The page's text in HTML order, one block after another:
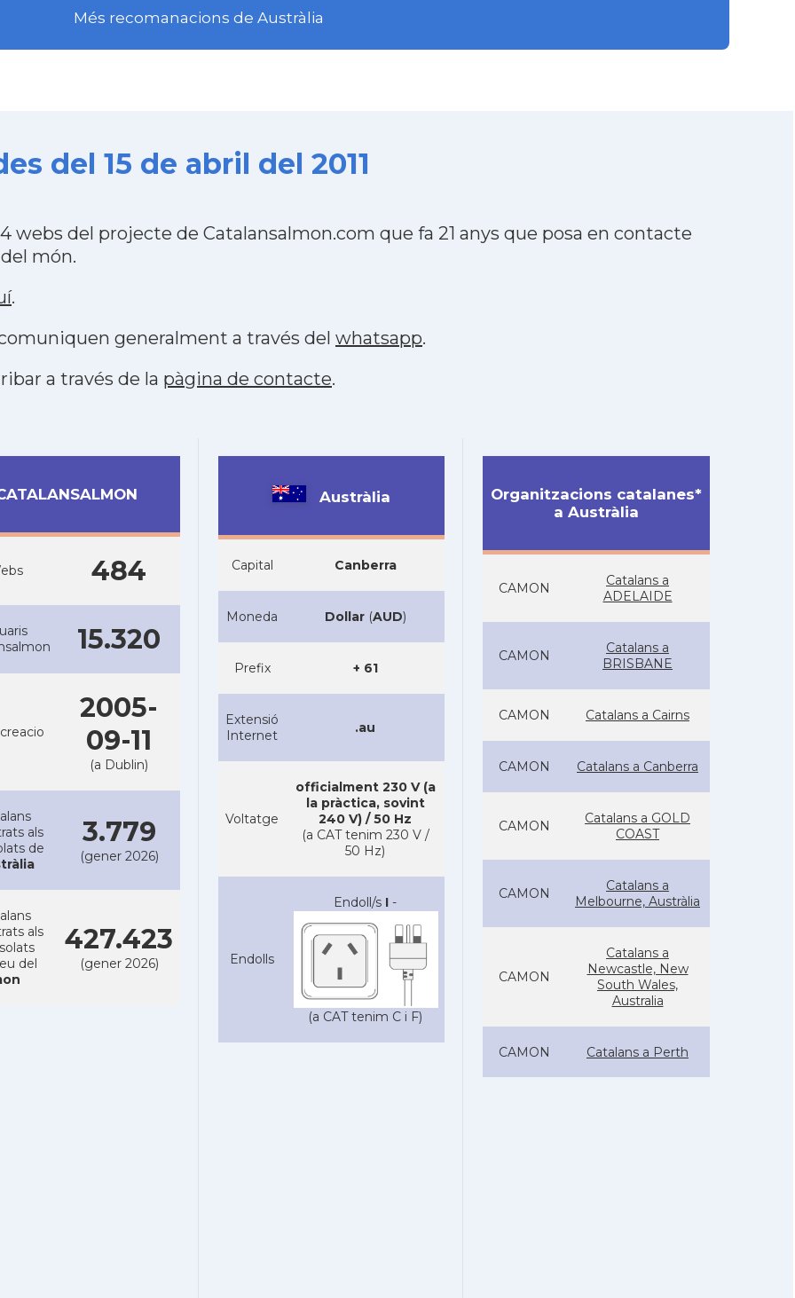
Més recomanacions de Austràlia
del 15 de abril del 2011
webs del projecte de Catalansalmon.com que fa 21 anys que posa en contacte
món.
.
generalment a través del whatsapp.
a través de la pàgina de contacte.
484
15.320
2005-
09-11
(a Dublin)
als
de
3.779
(gener 2026)
als
del
427.423
(gener 2026)
Austràlia
Capital Canberra
Moneda Dollar(AUD)
Prefix + 61
Extensió
Internet
.au
Voltatge
officialment 230 V (a
la pràctica, sovint
240 V) / 50 Hz
(a CAT tenim 230 V /
50 Hz)
Endolls
Endoll/s I -
(a CAT tenim C i F)
Organitzacions catalanes*
a Austràlia
CAMON
Catalans a
ADELAIDE
CAMON
Catalans a
BRISBANE
CAMON Catalans a Cairns
CAMON Catalans a Canberra
CAMON
Catalans a GOLD
COAST
CAMON
Catalans a
Melbourne, Austràlia
CAMON
Catalans a
Newcastle, New
South Wales,
Australia
CAMON Catalans a Perth